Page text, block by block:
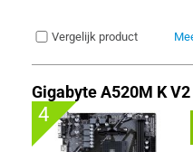
Vergelijk product
Gigabyte A520M K
4